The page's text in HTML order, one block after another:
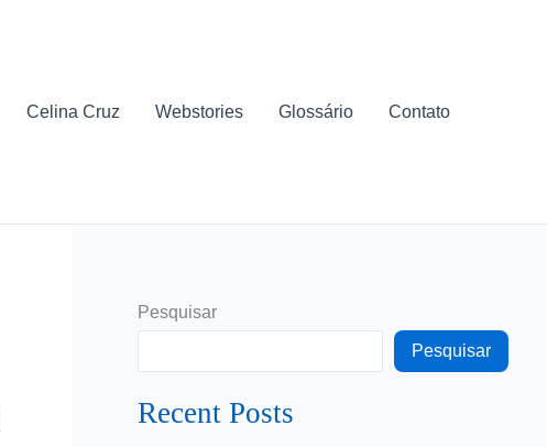
Celina Cruz Webstories Glossário Contato
Pesquisar
Pesquisar
Recent Posts